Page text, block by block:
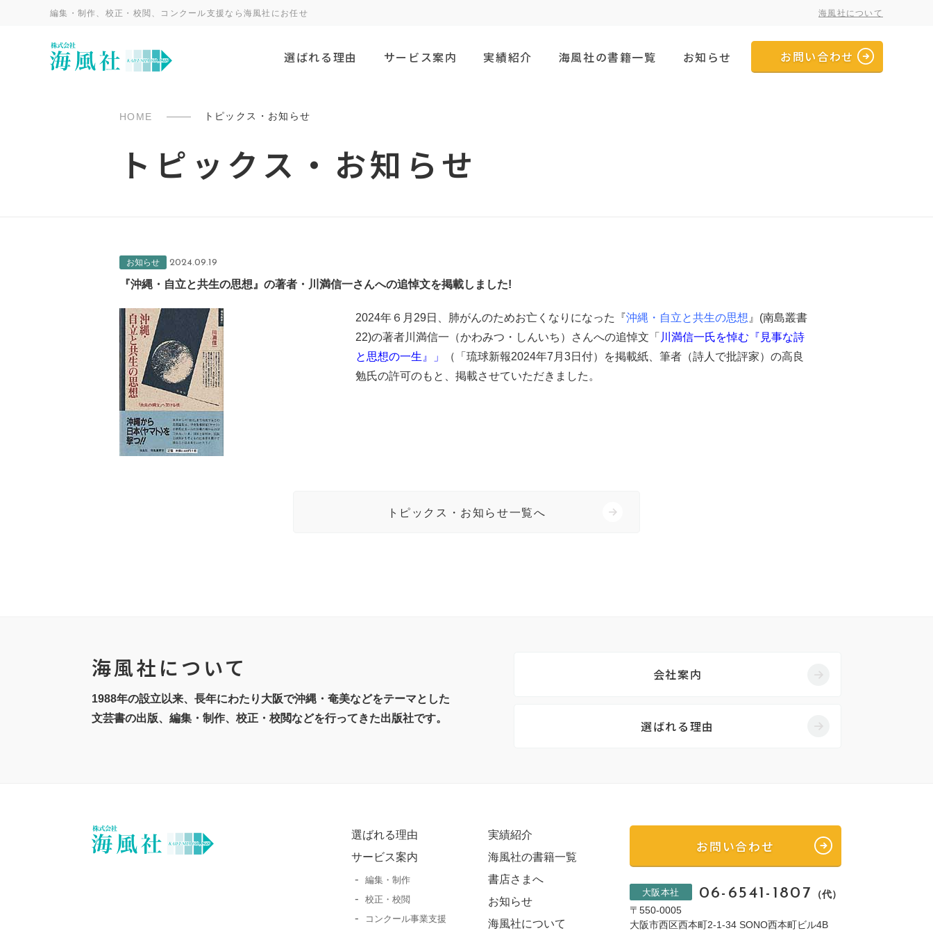
編集・制作、校正・校閲、コンクール支援なら海風社にお任せ 海風社について
選ばれる理由 サービス案内 実績紹介 海風社の書籍一覧 お知らせ お問い合わせ
HOME トピックス・お知らせ
トピックス・お知らせ
お知らせ 2024.09.19
『沖縄・自立と共生の思想』の著者・川満信一さんへの追悼文を掲載しました!
2024年６月29日、肺がんのためお亡くなりになった『沖縄・自立と共生の思想 』(南島叢書
22)の著者川満信一（かわみつ・しんいち）さんへの追悼文「 川満信一氏を悼む『見事な詩
と思想の一生』」
（「琉球新報2024年7月3日付）を掲載紙、筆者（詩人で批評家）の高良
勉氏の許可のもと、掲載させていただきました。
トピックス・お知らせ一覧へ
海風社について
1988年の設立以来、長年にわたり大阪で沖縄・奄美などをテーマとした
文芸書の出版、編集・制作、校正・校閲などを行ってきた出版社です。
会社案内
選ばれる理由
選ばれる理由
サービス案内
編集・制作
校正・校閲
コンクール事業支援
実績紹介
海風社の書籍一覧
書店さまへ
お知らせ
海風社について
お問い合わせ
大阪本社 06-6541-1807 （代）
〒550-0005
大阪市西区西本町2-1-34 SONO西本町ビル4B